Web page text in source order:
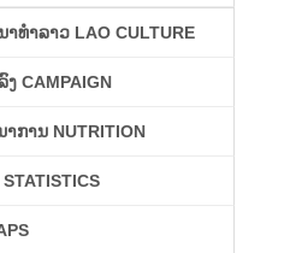
າທຳລາວ LAO CULTURE
CAMPAIGN
ການ NUTRITION